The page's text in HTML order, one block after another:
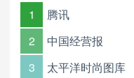
1 腾讯
2 中国经营报
3 太平洋时尚图库